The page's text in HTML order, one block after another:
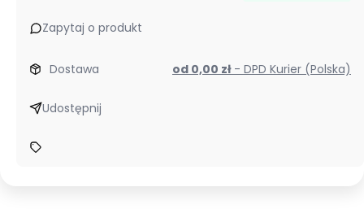
Zapytaj o produkt
Dostawa od 0,00 zł - DPD Kurier (Polska)
Udostępnij